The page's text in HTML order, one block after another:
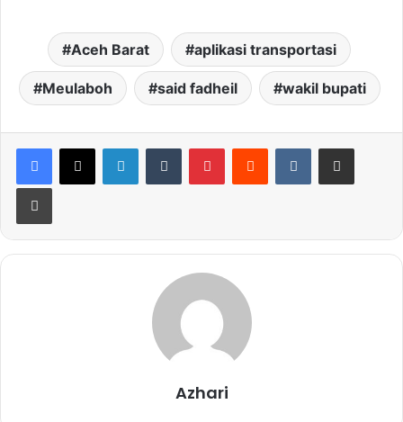
Aceh Barat aplikasi transportasi
Meulaboh said fadheil wakil bupati
LinkedInTumblr PinterestReddit VKontakteShare via Email
Print
Azhari